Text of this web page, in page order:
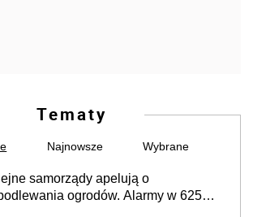
Tematy
Najnowsze Wybrane
samorządy apelują o
ogrodów. Alarmy w 625